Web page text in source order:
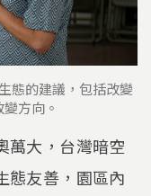
態的建議，包括改變
方向。
萬大，台灣暗空
態友善，園區內